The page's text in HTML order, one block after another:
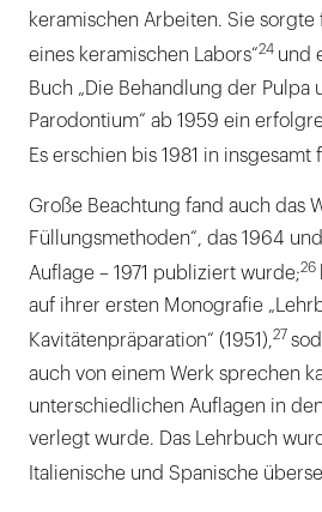
keramischen Arbeiten. Sie sorgte
eines keramischen Labors“24 und
Buch „Die Behandlung der Pulpa
Parodontium“ ab 1959 ein
Es erschien bis 1981 in insgesamt
Große Beachtung fand auch das
Füllungsmethoden“, das 1964
Auflage – 1971 publiziert wurde;26
auf ihrer ersten Monografie
Kavitätenpräparation“ (1951),27
auch von einem Werk sprechen
unterschiedlichen Auflagen in den
verlegt wurde. Das Lehrbuch
Italienische und Spanische